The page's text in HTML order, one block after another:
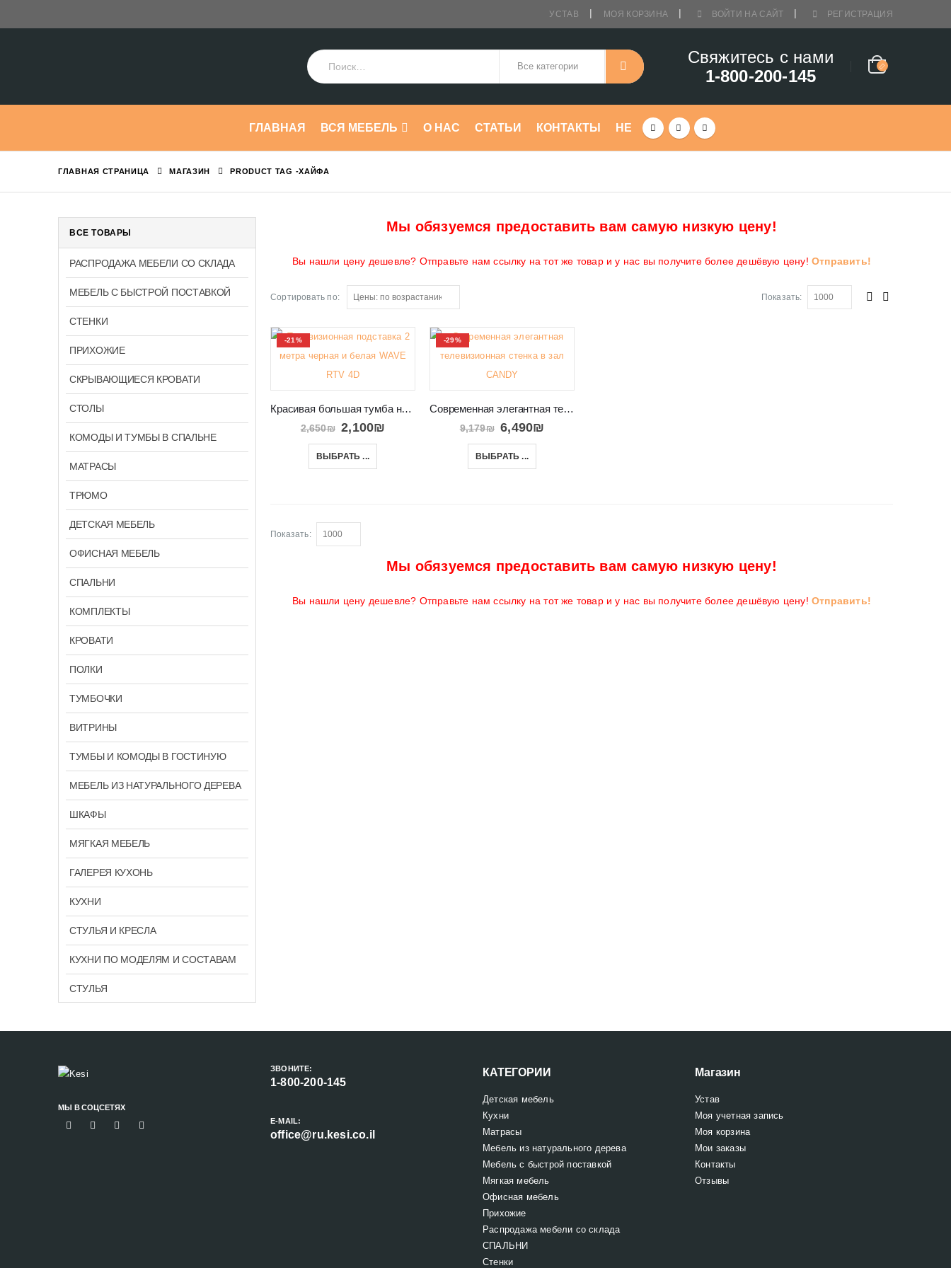
УСТАВ МОЯ КОРЗИНА ВОЙТИ НА САЙТ РЕГИСТРАЦИЯ
Свяжитесь с нами
1-800-200-145
ГЛАВНАЯ ВСЯ МЕБЕЛЬ О НАС СТАТЬИ КОНТАКТЫ HE
ГЛАВНАЯ СТРАНИЦА МАГАЗИН PRODUCT TAG -ХАЙФА
Мы обязуемся предоставить вам самую низкую цену!
Вы нашли цену дешевле? Отправьте нам ссылку на тот же товар и у нас вы получите более дешёвую цену! Отправить!
Сортировать по: Показать:
-21%
Красивая большая тумба на ножках под телевизор WAVE RTV 4D
2,650₪ 2,100₪
ВЫБРАТЬ ...
-29%
Современная элегантная телевизионная стенка в зал CANDY
9,179₪ 6,490₪
ВЫБРАТЬ ...
Показать:
Мы обязуемся предоставить вам самую низкую цену!
Вы нашли цену дешевле? Отправьте нам ссылку на тот же товар и у нас вы получите более дешёвую цену! Отправить!
ВСЕ ТОВАРЫ
РАСПРОДАЖА МЕБЕЛИ СО СКЛАДА
МЕБЕЛЬ С БЫСТРОЙ ПОСТАВКОЙ
СТЕНКИ
ПРИХОЖИЕ
СКРЫВАЮЩИЕСЯ КРОВАТИ
СТОЛЫ
КОМОДЫ И ТУМБЫ В СПАЛЬНЕ
МАТРАСЫ
ТРЮМО
ДЕТСКАЯ МЕБЕЛЬ
ОФИСНАЯ МЕБЕЛЬ
СПАЛЬНИ
КОМПЛЕКТЫ
КРОВАТИ
ПОЛКИ
ТУМБОЧКИ
ВИТРИНЫ
ТУМБЫ И КОМОДЫ В ГОСТИНУЮ
МЕБЕЛЬ ИЗ НАТУРАЛЬНОГО ДЕРЕВА
ШКАФЫ
МЯГКАЯ МЕБЕЛЬ
ГАЛЕРЕЯ КУХОНЬ
КУХНИ
СТУЛЬЯ И КРЕСЛА
КУХНИ ПО МОДЕЛЯМ И СОСТАВАМ
СТУЛЬЯ
МЫ В СОЦСЕТЯХ
ЗВОНИТЕ:
1-800-200-145
E-MAIL:
office@ru.kesi.co.il
КАТЕГОРИИ
Детская мебель
Кухни
Матрасы
Мебель из натурального дерева
Мебель с быстрой поставкой
Мягкая мебель
Офисная мебель
Прихожие
Распродажа мебели со склада
СПАЛЬНИ
Стенки
Магазин
Устав
Моя учетная запись
Моя корзина
Мои заказы
Контакты
Отзывы